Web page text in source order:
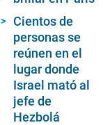
Cientos de
personas se
reúnen en el
lugar donde
Israel mató al
jefe de
Hezbolá